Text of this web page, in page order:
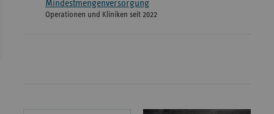
Mindestmengenversorgung
Operationen und Kliniken seit 2022